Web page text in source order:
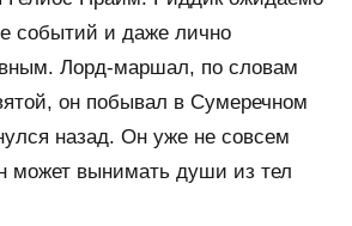
событий и даже лично
Лорд-маршал, по словам
он побывал в Сумеречном
назад. Он уже не совсем
может вынимать души из тел